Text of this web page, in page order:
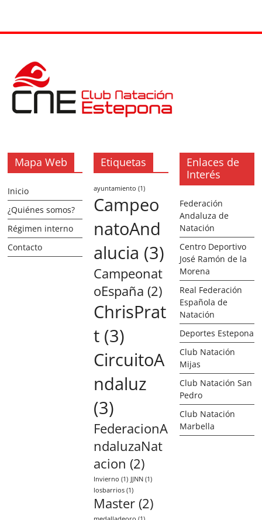
Mapa Web
Inicio
¿Quiénes somos?
Régimen interno
Contacto
Etiquetas
ayuntamiento (1)
Campeo
natoAnd
alucia (3)
Campeonat
oEspaña (2)
ChrisPrat
t (3)
CircuitoA
ndaluz
(3)
FederacionA
ndaluzaNat
acion (2)
Invierno (1) JJNN (1)
losbarrios (1)
Master (2)
Enlaces de
Interés
Federación
Andaluza de
Natación
Centro Deportivo
José Ramón de la
Morena
Real Federación
Española de
Natación
Deportes Estepona
Club Natación
Mijas
Club Natación San
Pedro
Club Natación
Marbella